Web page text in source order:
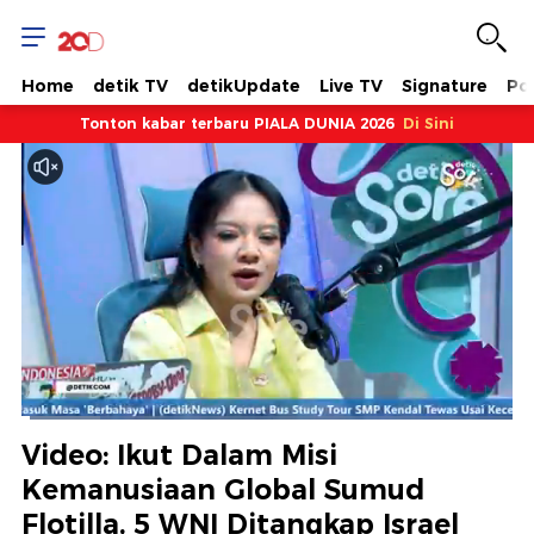
Home detik TV detikUpdate Live TV Signature
Tonton kabar terbaru PIALA DUNIA 2026 Di Sini
Berhenti
Suara
Hidup
ini
Dimuat:
Video: Ikut Dalam Misi
Kemanusiaan Global Sumud
Flotilla, 5 WNI Ditangkap Israel